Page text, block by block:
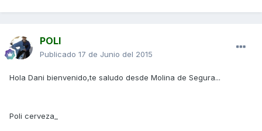
POLI
Publicado 17 de Junio del 2015
Hola Dani bienvenido,te saludo desde Molina de Segura...
Poli cerveza_